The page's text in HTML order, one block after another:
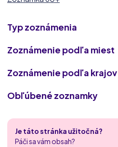
Typ zoznámenia
Zoznámenie podľa miest
Zoznámenie podľa krajov
Obľúbené zoznamky
Singles 50
Laskavokoli.com
Je táto stránka užitočná?
Páči sa vám obsah?